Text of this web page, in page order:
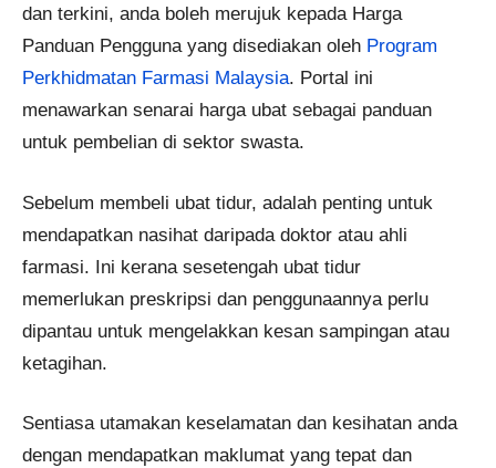
dan terkini, anda boleh merujuk kepada Harga
Panduan Pengguna yang disediakan oleh Program
Perkhidmatan Farmasi Malaysia. Portal ini
menawarkan senarai harga ubat sebagai panduan
untuk pembelian di sektor swasta.
Sebelum membeli ubat tidur, adalah penting untuk
mendapatkan nasihat daripada doktor atau ahli
farmasi. Ini kerana sesetengah ubat tidur
memerlukan preskripsi dan penggunaannya perlu
dipantau untuk mengelakkan kesan sampingan atau
ketagihan.
Sentiasa utamakan keselamatan dan kesihatan anda
dengan mendapatkan maklumat yang tepat dan